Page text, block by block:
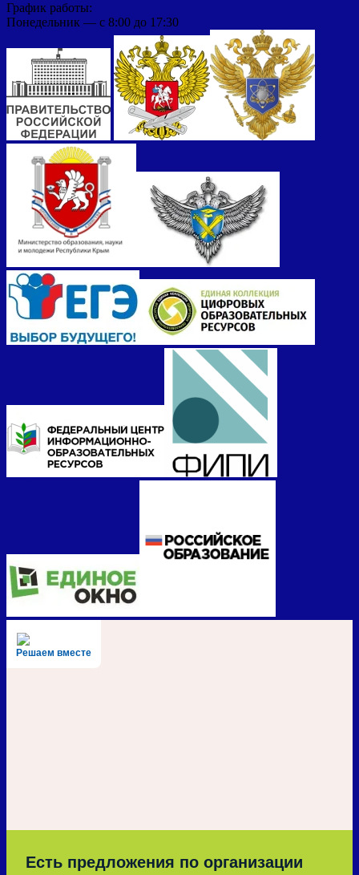
График работы:
Понедельник — с 8:00 до 17:30
Решаем вместе
Есть предложения по организации